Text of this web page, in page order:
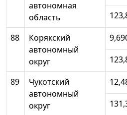
автономная
область
88
Корякский
автономный
округ
89
Чукотский
автономный
округ